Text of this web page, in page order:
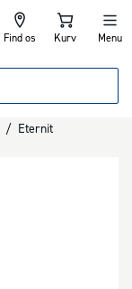
Find os Kurv Menu
/ Eternit